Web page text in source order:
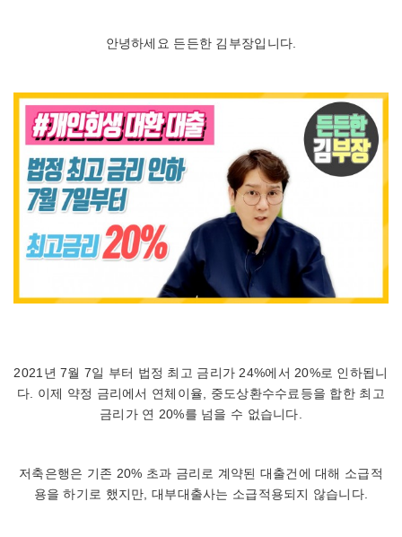
안녕하세요 든든한 김부장입니다.
2021년 7월 7일 부터 법정 최고 금리가 24%에서 20%로 인하됩니
다. 이제 약정 금리에서 연체이율, 중도상환수수료등을 합한 최고
금리가 연 20%를 넘을 수 없습니다.
저축은행은 기존 20% 초과 금리로 계약된 대출건에 대해 소급적
용을 하기로 했지만, 대부대출사는 소급적용되지 않습니다.